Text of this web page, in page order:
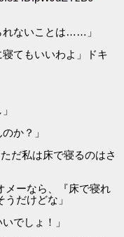
ないことは……」
てもいいわよ」ドキ
か？」
だ私は床で寝るのはさ
ーなら、『床で寝れ
だけどな」
でしょ！」